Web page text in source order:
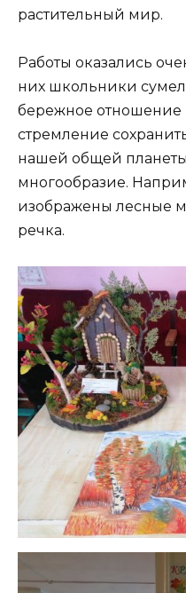
растительный мир.
Работы оказались
них школьники
бережное
стремление
нашей общей
многообразие.
изображены лесные
речка.